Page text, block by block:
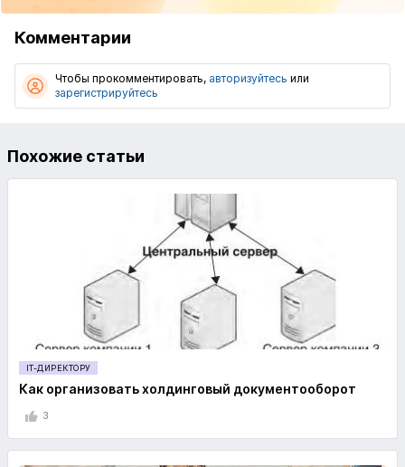
Комментарии
Чтобы прокомментировать, авторизуйтесь или
зарегистрируйтесь
Похожие статьи
IT-ДИРЕКТОРУ
Как организовать холдинговый документооборот
3